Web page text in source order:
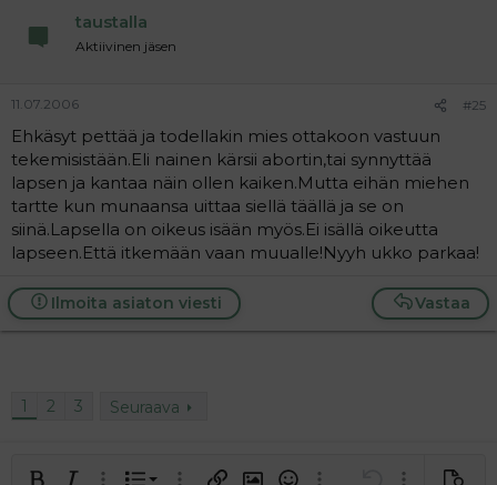
taustalla
Aktiivinen jäsen
11.07.2006 #25
Ehkäsyt pettää ja todellakin mies ottakoon vastuun
tekemisistään.Eli nainen kärsii abortin,tai synnyttää
lapsen ja kantaa näin ollen kaiken.Mutta eihän miehen
tartte kun munaansa uittaa siellä täällä ja se on
siinä.Lapsella on oikeus isään myös.Ei isällä oikeutta
lapseen.Että itkemään vaan muualle!Nyyh ukko parkaa!
Vastaa
Ilmoita asiaton viesti
1 2 3 Seuraava